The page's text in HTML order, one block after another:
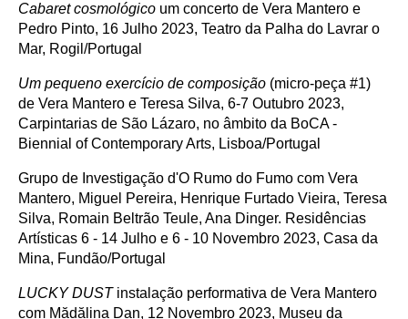
Cabaret cosmológico um concerto de Vera Mantero e
Pedro Pinto, 16 Julho 2023, Teatro da Palha do Lavrar o
Mar, Rogil/Portugal
Um pequeno exercício de composição (micro-peça #1)
de Vera Mantero e Teresa Silva, 6-7 Outubro 2023,
Carpintarias de São Lázaro, no âmbito da BoCA -
Biennial of Contemporary Arts, Lisboa/Portugal
Grupo de Investigação d'O Rumo do Fumo com Vera
Mantero, Miguel Pereira, Henrique Furtado Vieira, Teresa
Silva, Romain Beltrão Teule, Ana Dinger. Residências
Artísticas 6 - 14 Julho e 6 - 10 Novembro 2023, Casa da
Mina, Fundão/Portugal
LUCKY DUSTinstalação performativa de Vera Mantero
com Mădălina Dan, 12 Novembro 2023, Museu da